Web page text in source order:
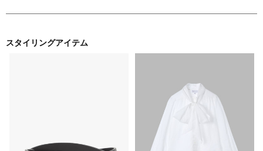
スタイリングアイテム